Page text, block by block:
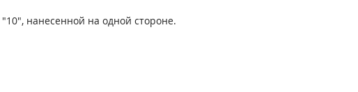
нанесенной на одной стороне.